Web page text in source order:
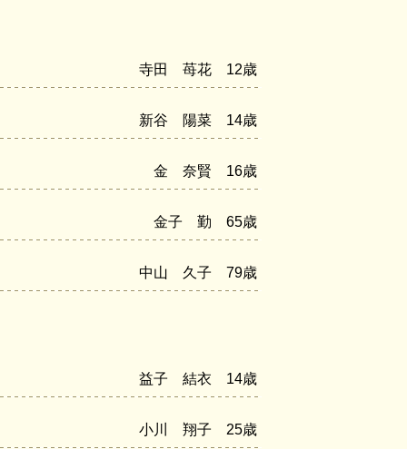
寺田 苺花 12歳
新谷 陽菜 14歳
金 奈賢 16歳
金子 勤 65歳
中山 久子 79歳
益子 結衣 14歳
小川 翔子 25歳